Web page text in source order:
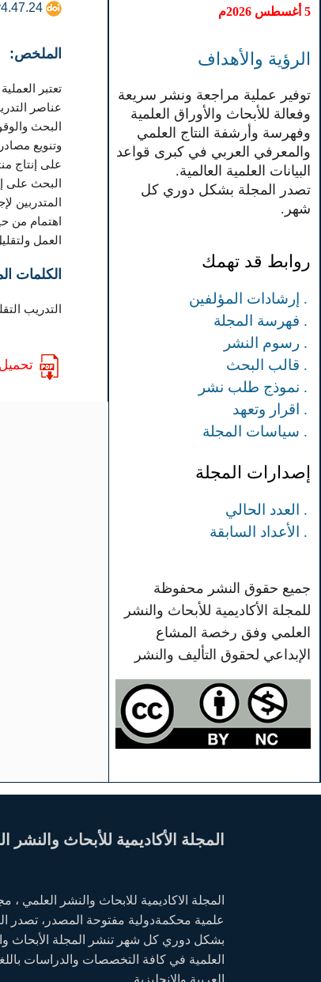
5 أغسطس 2026م
الرؤية والأهداف
توفير عملية مراجعة ونشر سريعة
وفعالة للأبحاث والأوراق العلمية
وفهرسة وأرشفة النتاج العلمي
والمعرفي العربي في كبرى قواعد
البيانات العلمية العالمية.
تصدر المجلة بشكل دوري كل
شهر.
روابط قد تهمك
. إرشادات المؤلفين
. فهرسة المجلة
. رسوم النشر
. قالب البحث
. نموذج طلب نشر
. اقرار وتعهد
. سياسات المجلة
إصدارات المجلة
. العدد الحالي
. الأعداد السابقة
جميع حقوق النشر محفوظة
للمجلة الأكاديمية للأبحاث والنشر
العلمي وفق رخصة المشاع
الإبداعي لحقوق التأليف والنشر
الملخص:
تعتبر
عناصر
البحث
وتنويع
على إنتاج
البحث على
المتدربين
اهتمام من
العمل
الكلمات
التدريب
تحميل PDF
المجلة الأكاديمية للأبحاث والنشر
المجلة الاكاديمية للابحاث والنشر العلمي ،
علمية محكمةدولية مفتوحة المصدر، تصدر
بشكل دوري كل شهر تنشر المجلة الأبحاث
العلمية في كافة التخصصات والدراسات
العربية والانجليزية